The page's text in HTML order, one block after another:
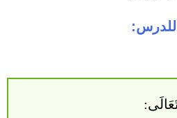
للدرس: